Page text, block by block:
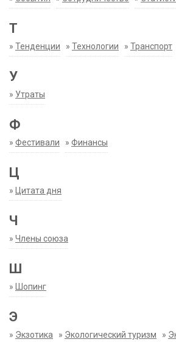
Т
» Тенденции » Технологии » Транспорт
У
» Утраты
Ф
» Фестивали » Финансы
Ц
» Цитата дня
Ч
» Члены союза
Ш
» Шопинг
Э
» Экзотика » Экологический туризм »